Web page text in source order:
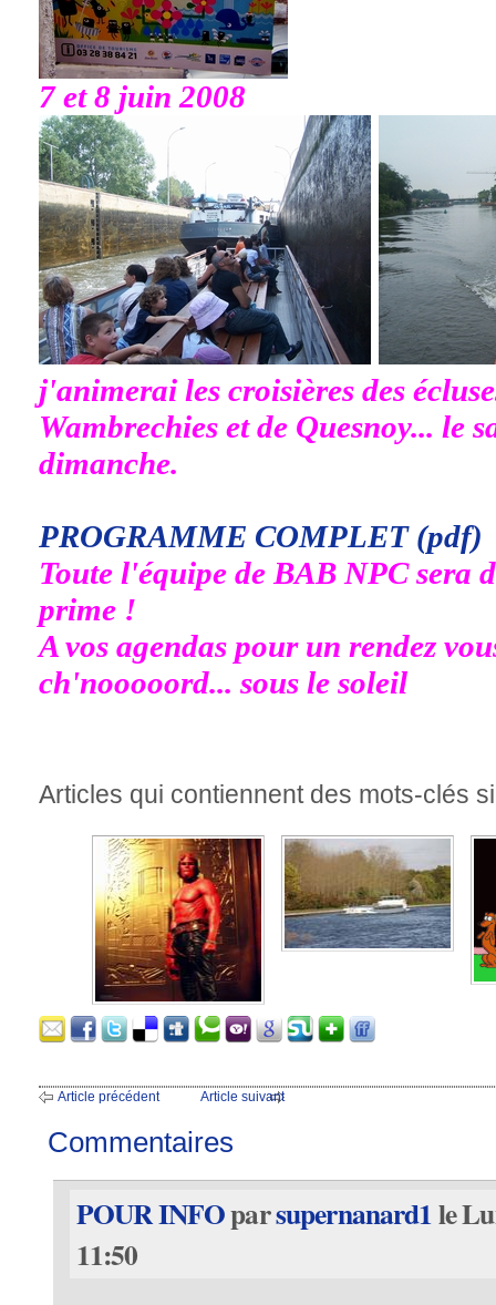
7 et 8 juin 2008
j'animerai les croisières des
Wambrechies et de Quesnoy... le
dimanche.
PROGRAMME COMPLET (pdf)
Toute l'équipe de BAB NPC sera
prime !
A vos agendas pour un rendez
ch'nooooord... sous le soleil
Articles qui contiennent des mots-clés
Article précédent Article suivant
Commentaires
POUR INFOparsupernanard1le
11:50